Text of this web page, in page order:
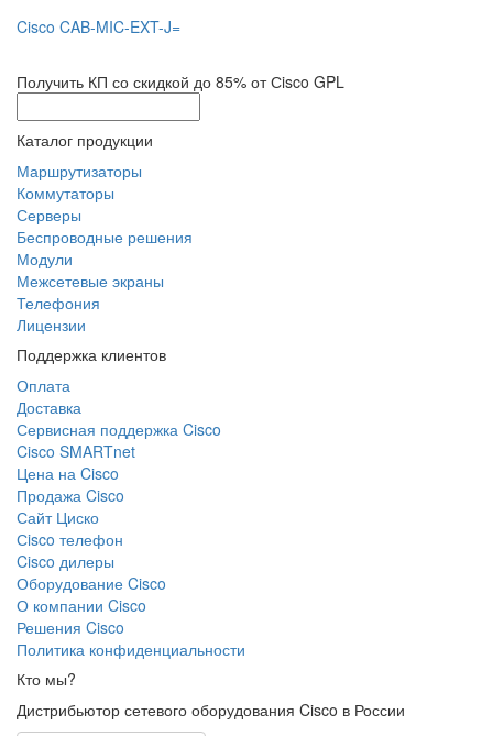
Cisco CAB-MIC-EXT-J=
Получить КП со скидкой до 85% от Сisco GPL
Каталог продукции
Маршрутизаторы
Коммутаторы
Серверы
Беспроводные решения
Модули
Межсетевые экраны
Телефония
Лицензии
Поддержка клиентов
Оплата
Доставка
Сервисная поддержка Cisco
Cisco SMARTnet
Цена на Cisco
Продажа Cisco
Сайт Циско
Сisco телефон
Cisco дилеры
Оборудование Cisco
О компании Cisco
Решения Cisco
Политика конфиденциальности
Кто мы?
Дистрибьютор сетевого оборудования Cisco в России